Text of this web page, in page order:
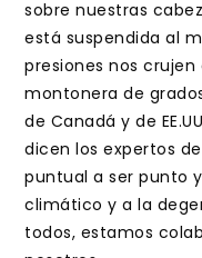
sobre nuestras
está suspendida al
presiones nos
montonera de
de Canadá y de
dicen los expertos
puntual a ser punto
climático y a la
todos, estamos